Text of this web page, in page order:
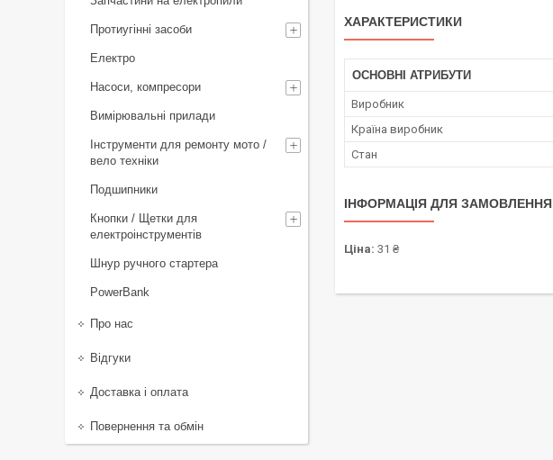
ХАРАКТЕРИСТИКИ
ОСНОВНІ АТРИБУТИ
Виробник
Країна виробник
Стан
ІНФОРМАЦІЯ ДЛЯ ЗАМОВЛЕННЯ
Ціна: 31 ₴
Протиугінні засоби
Електро
Насоси, компресори
Вимірювальні прилади
Інструменти для ремонту мото /
вело техніки
Подшипники
Кнопки / Щетки для
електроінструментів
Шнур ручного стартера
PowerBank
Про нас
Відгуки
Доставка і оплата
Повернення та обмін